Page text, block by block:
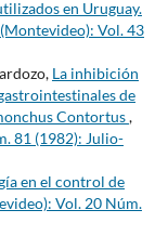
en Uruguay.
Vol. 43
La inhibición
de
Contortus,
81 (1982): Julio-
en el control de
Vol. 20 Núm.